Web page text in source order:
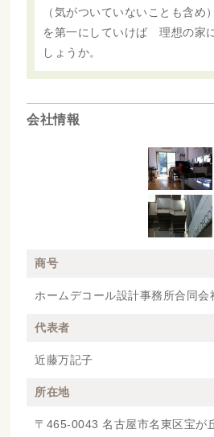
（気がついていないことも含め
を第一にしていけば 理想の家
しょうか。
会社情報
商号
ホームデコール設計事務所合同会
代表者
近藤万記子
所在地
〒465-0043 名古屋市名東区宝